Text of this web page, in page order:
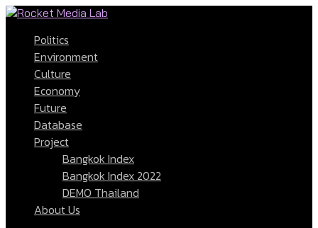
Politics
Environment
Culture
Economy
Future
Database
Project
Bangkok Index
Bangkok Index 2022
DEMO Thailand
About Us